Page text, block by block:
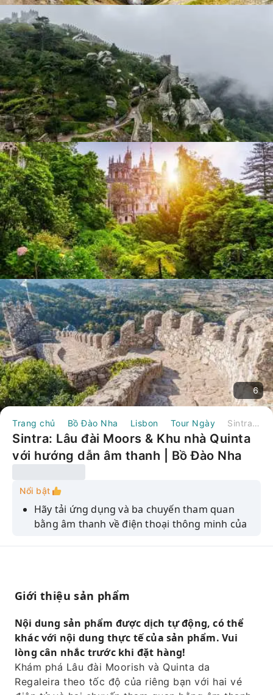
6
Trang chủ Bồ Đào Nha Lisbon Tour Ngày Sintra: Lâu đài Moors & Khu nhà Quinta với hướng dẫn âm thanh | Bồ Đào Nha
Sintra: Lâu đài Moors & Khu nhà Quinta
với hướng dẫn âm thanh | Bồ Đào Nha
Nổi bật
Hãy tải ứng dụng và ba chuyến tham quan
bằng âm thanh về điện thoại thông minh của
Khám phá Vòng Tường Thành Thứ Hai, Đài
Phun Nước Thịnh Vượng và Khách sạn
Lawrence.
Tìm hiểu những thông tin quan trọng về các
huyền thoại và câu chuyện giai thoại của
Sintra.
Tận hưởng khung cảnh tuyệt đẹp của thành
Giới thiệu sản phẩm
Nội dung sản phẩm được dịch tự động, có thể
khác với nội dung thực tế của sản phẩm. Vui
lòng cân nhắc trước khi đặt hàng!
Khám phá Lâu đài Moorish và Quinta da
Regaleira theo tốc độ của riêng bạn với hai vé